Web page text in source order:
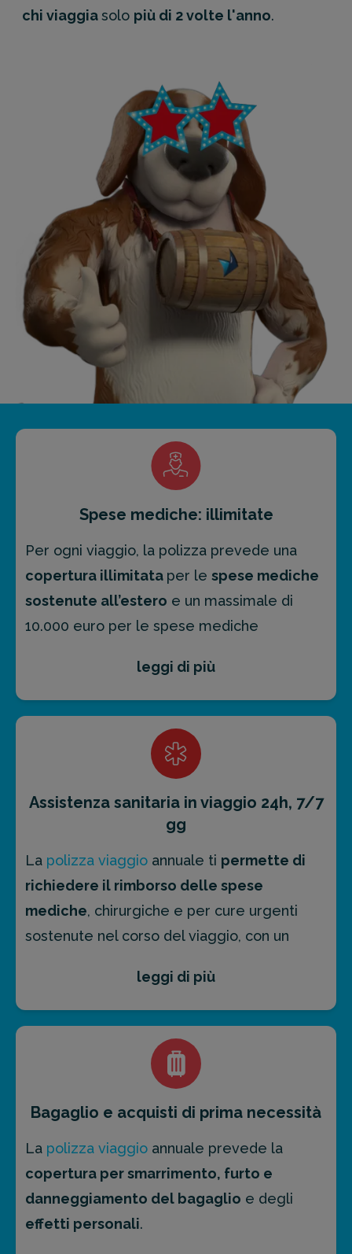
chi viaggiasolo più di 2 volte l'anno.
Spese mediche: illimitate
Per ogni viaggio, la polizza prevede una
copertura illimitata per le spese mediche
sostenute all’estero e un massimale di
10.000 euro per le spese mediche
invece, sono coperte per unmassimo di 120
franchigia di € 100 a persona e a sinistro
eliminabile applicando l'opzione
Franchigia.
leggi di più
Assistenza sanitaria in viaggio 24h, 7/7
gg
La polizza viaggio annuale ti permette di
richiedere il rimborso delle spese
mediche, chirurgiche e per cure urgenti
sostenute nel corso del viaggio, con un
effettuati all’estero.
La garanzia si estende, inoltre, alle spese
cure dentistiche urgenti
possono essere rinviate, come, ad esempio,
medicazioni, otturazioni o estrazioni, con
Potrai contattare la nostracentrale
operativa h24 e 7 giorni su 7per richiedere
assistenza medica.
leggi di più
Bagaglio e acquisti di prima necessità
La polizza viaggio annuale prevede la
copertura per smarrimento, furto e
danneggiamento del bagaglio e degli
effetti personali.